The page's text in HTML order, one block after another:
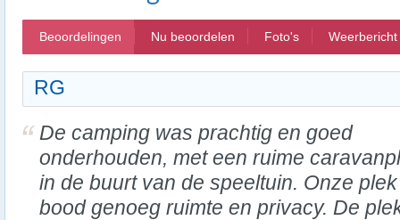
Beoordelingen Nu beoordelen Foto's Weerbericht
RG
De camping was prachtig en goed
onderhouden, met een ruime
in de buurt van de speeltuin. Onze plek
bood genoeg ruimte en privacy. De